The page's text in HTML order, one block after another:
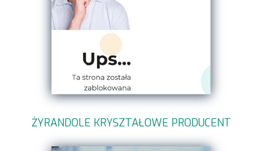
ŻYRANDOLE KRYSZTAŁOWE PRODUCENT